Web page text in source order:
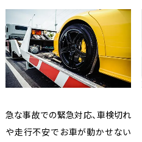
急な事故での緊急対応、車検切れ
や走行不安でお車が動かせない